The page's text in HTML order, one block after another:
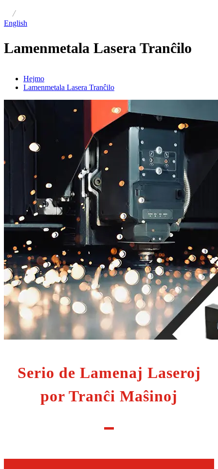
/
English
Lamenmetala Lasera Tranĉilo
Hejmo
Lamenmetala Lasera Tranĉilo
Serio de Lamenaj Laseroj
por Tranĉi Maŝinoj